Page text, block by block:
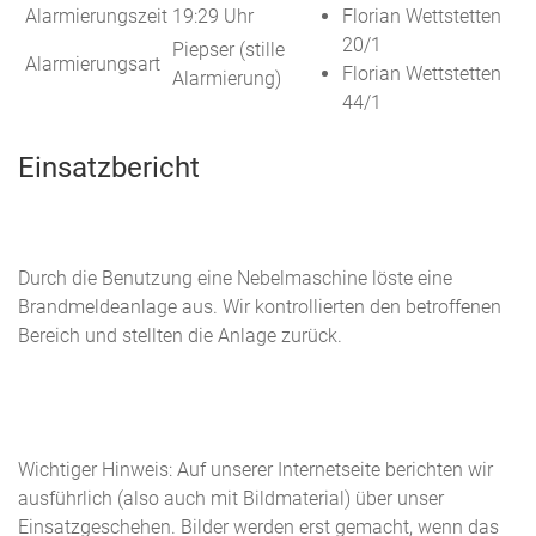
Alarmierungszeit 19:29 Uhr
Alarmierungsart
Piepser (stille
Alarmierung)
Florian Wettstetten
20/1
Florian Wettstetten
44/1
Einsatzbericht
Durch die Benutzung eine Nebelmaschine löste eine
Brandmeldeanlage aus. Wir kontrollierten den betroffenen
Bereich und stellten die Anlage zurück.
Wichtiger Hinweis: Auf unserer Internetseite berichten wir
ausführlich (also auch mit Bildmaterial) über unser
Einsatzgeschehen. Bilder werden erst gemacht, wenn das